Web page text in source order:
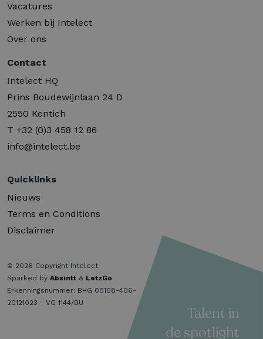
Vacatures
Werken bij Intelect
Over ons
Contact
Intelect HQ
Prins Boudewijnlaan 24 D
2550 Kontich
T +32 (0)3 458 12 86
info@intelect.be
Quicklinks
Nieuws
Terms en Conditions
Disclaimer
© 2026 Copyright Intelect
Sparked by Absintt & LetzGo
Erkenningsnummer: BHG 00108-406-
20121023 - VG 1144/BU
Talent in
de spotlight